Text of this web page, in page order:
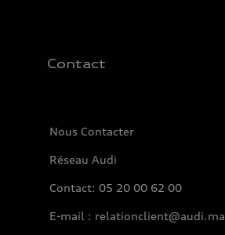
Contact
Nous Contacter
Réseau Audi
Contact: 05 20 00 62 00
E-mail : relationclient@audi.ma